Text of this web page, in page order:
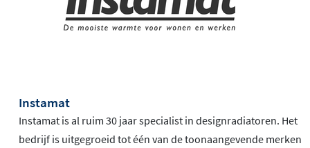
Instamat
Instamat is al ruim 30 jaar specialist in designradiatoren. Het
bedrijf is uitgegroeid tot één van de toonaangevende merken